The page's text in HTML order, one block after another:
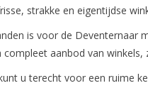
strakke en eigentijdse
is voor de Deventernaar
aanbod van
u terecht voor een ruime